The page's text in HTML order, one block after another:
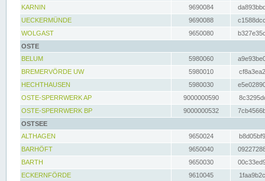
KARNIN
9690084
UECKERMÜNDE
9690088
WOLGAST
9650080
OSTE
BELUM
5980060
BREMERVÖRDE UW
5980010
HECHTHAUSEN
5980030
OSTE-SPERRWERK AP
9000000590
OSTE-SPERRWERK BP
9000000532
OSTSEE
ALTHAGEN
9650024
BARHÖFT
9650040
BARTH
9650030
ECKERNFÖRDE
9610045